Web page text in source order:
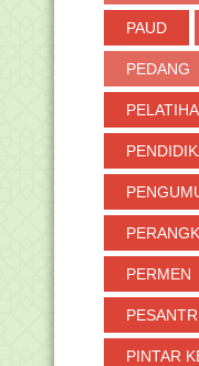
PAUD
PEDANG
PERMEN
PINTAR